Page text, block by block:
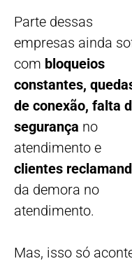
Parte dessas
empresas ainda
com bloqueios
constantes,
de conexão, falta
segurança no
atendimento e
clientes
da demora no
atendimento.
Mas, isso só